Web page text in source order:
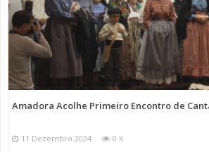
Amadora Acolhe Primeiro Encontro de
11 Dezembro 2024 0 K